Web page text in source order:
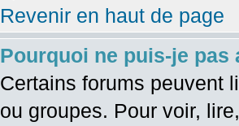
Revenir en haut de page
Pourquoi ne puis-je pas
Certains forums peuvent
ou groupes. Pour voir,